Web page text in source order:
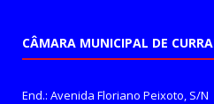
CÂMARA MUNICIPAL DE
End.: Avenida Floriano Peixoto, S/N